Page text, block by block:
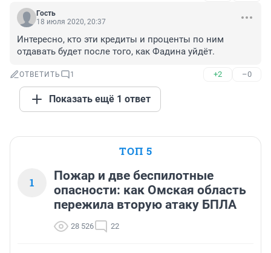
Гость
18 июля 2020, 20:37
Интересно, кто эти кредиты и проценты по ним
отдавать будет после того, как Фадина уйдёт.
ОТВЕТИТЬ 1 +2 –0
Показать ещё 1 ответ
ТОП 5
1
Пожар и две беспилотные
опасности: как Омская область
пережила вторую атаку БПЛА
28 526 22